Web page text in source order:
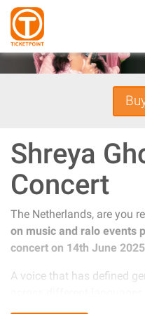
Shreya
Concert
The Netherlands, are you
on music and ralo events
concert on 14th June
A voice that has defined